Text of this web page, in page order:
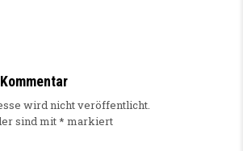
wird nicht veröffentlicht.
sind mit* markiert